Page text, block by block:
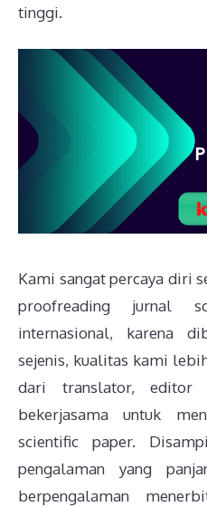
tinggi.
Kami sangat percaya diri
proofreading jurnal
internasional, karena
sejenis, kualitas kami
dari translator, editor
bekerjasama untuk
scientific paper.
pengalaman yang
berpengalaman